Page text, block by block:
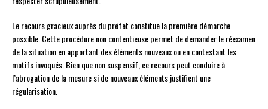
Le recours gracieux auprès du préfet constitue la première démarche
possible. Cette procédure non contentieuse permet de demander le réexamen
de la situation en apportant des éléments nouveaux ou en contestant les
motifs invoqués. Bien que non suspensif, ce recours peut conduire à
l’abrogation de la mesure si de nouveaux éléments justifient une
régularisation.